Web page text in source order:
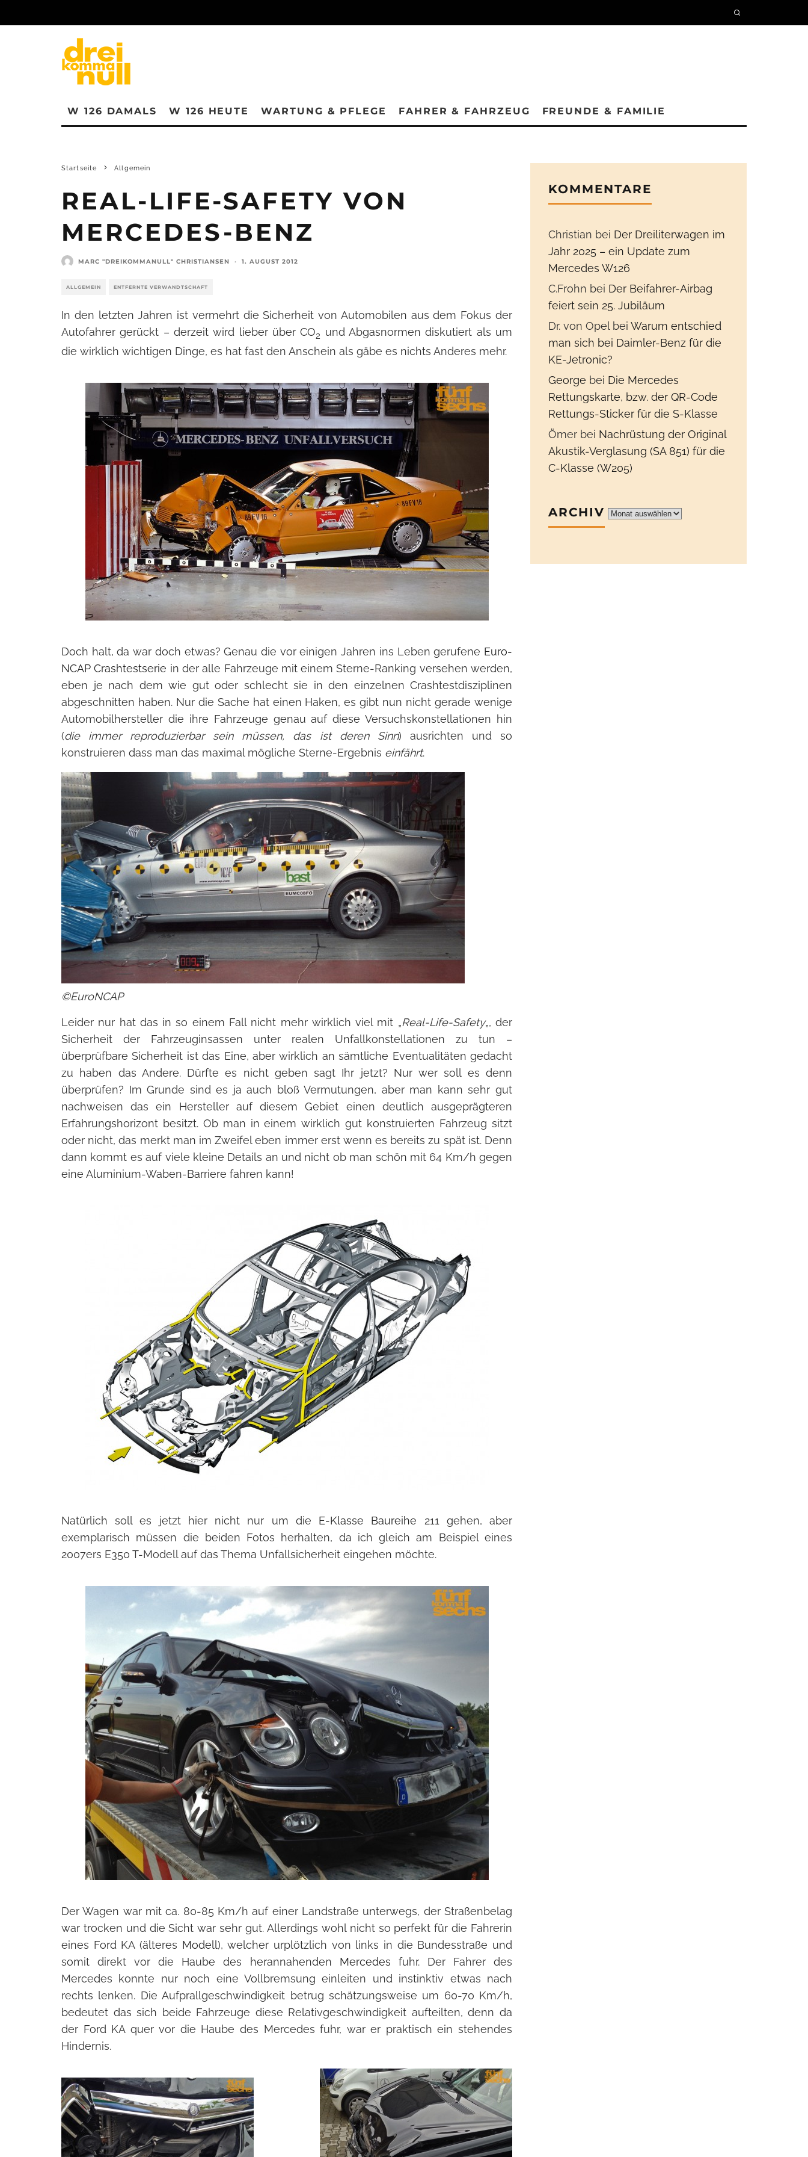
W 126 DAMALS W 126 HEUTE WARTUNG & PFLEGE FAHRER & FAHRZEUG FREUNDE & FAMILIE
Startseite Allgemein
REAL-LIFE-SAFETY VON
MERCEDES-BENZ
MARC "DREIKOMMANULL" CHRISTIANSEN · 1. AUGUST 2012
ALLGEMEIN ENTFERNTE VERWANDTSCHAFT
In den letzten Jahren ist vermehrt die Sicherheit von Automobilen aus dem Fokus der
Autofahrer gerückt – derzeit wird lieber über CO2 und Abgasnormen diskutiert als um
die wirklich wichtigen Dinge, es hat fast den Anschein als gäbe es nichts Anderes mehr.
Doch halt, da war doch etwas? Genau die vor einigen Jahren ins Leben gerufene Euro-
NCAP Crashtestserie in der alle Fahrzeuge mit einem Sterne-Ranking versehen werden,
eben je nach dem wie gut oder schlecht sie in den einzelnen Crashtestdisziplinen
abgeschnitten haben. Nur die Sache hat einen Haken, es gibt nun nicht gerade wenige
Automobilhersteller die ihre Fahrzeuge genau auf diese Versuchskonstellationen hin
(die immer reproduzierbar sein müssen, das ist deren Sinn) ausrichten und so
konstruieren dass man das maximal mögliche Sterne-Ergebnis einfährt.
©EuroNCAP
Leider nur hat das in so einem Fall nicht mehr wirklich viel mit „Real-Life-Safety„, der
Sicherheit der Fahrzeuginsassen unter realen Unfallkonstellationen zu tun –
überprüfbare Sicherheit ist das Eine, aber wirklich an sämtliche Eventualitäten gedacht
zu haben das Andere. Dürfte es nicht geben sagt Ihr jetzt? Nur wer soll es denn
überprüfen? Im Grunde sind es ja auch bloß Vermutungen, aber man kann sehr gut
nachweisen das ein Hersteller auf diesem Gebiet einen deutlich ausgeprägteren
Erfahrungshorizont besitzt. Ob man in einem wirklich gut konstruierten Fahrzeug sitzt
oder nicht, das merkt man im Zweifel eben immer erst wenn es bereits zu spät ist. Denn
dann kommt es auf viele kleine Details an und nicht ob man schön mit 64 Km/h gegen
eine Aluminium-Waben-Barriere fahren kann!
Natürlich soll es jetzt hier nicht nur um die E-Klasse Baureihe 211 gehen, aber
exemplarisch müssen die beiden Fotos herhalten, da ich gleich am Beispiel eines
2007ers E350 T-Modell auf das Thema Unfallsicherheit eingehen möchte.
Der Wagen war mit ca. 80-85 Km/h auf einer Landstraße unterwegs, der Straßenbelag
war trocken und die Sicht war sehr gut. Allerdings wohl nicht so perfekt für die Fahrerin
eines Ford KA (älteres Modell), welcher urplötzlich von links in die Bundesstraße und
somit direkt vor die Haube des herannahenden Mercedes fuhr. Der Fahrer des
Mercedes konnte nur noch eine Vollbremsung einleiten und instinktiv etwas nach
rechts lenken. Die Aufprallgeschwindigkeit betrug schätzungsweise um 60-70 Km/h,
bedeutet das sich beide Fahrzeuge diese Relativgeschwindigkeit aufteilten, denn da
der Ford KA quer vor die Haube des Mercedes fuhr, war er praktisch ein stehendes
Hindernis.
KOMMENTARE
Christian bei Der Dreiliterwagen im
Jahr 2025 – ein Update zum
Mercedes W126
C.Frohn bei Der Beifahrer-Airbag
feiert sein 25. Jubiläum
Dr. von Opelbei Warum entschied
man sich bei Daimler-Benz für die
KE-Jetronic?
George bei Die Mercedes
Rettungskarte, bzw. der QR-Code
Rettungs-Sticker für die S-Klasse
Ömer bei Nachrüstung der Original
Akustik-Verglasung (SA 851) für die
C-Klasse (W205)
ARCHIV Archiv